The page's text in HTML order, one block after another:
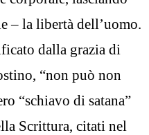
– la libertà dell’uomo.
dalla grazia di
“non può non
“schiavo di satana”
Scrittura, citati nel